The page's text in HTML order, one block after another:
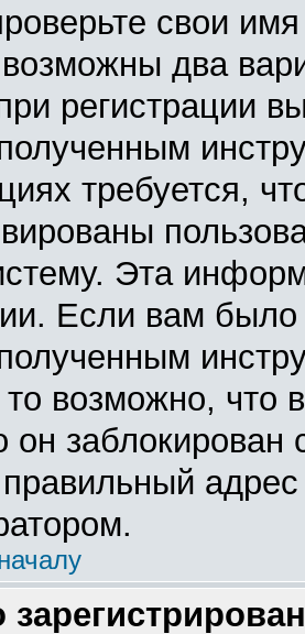
свои
два
регистрации
требуется,
Эта
Если вам
то возможно, что
он